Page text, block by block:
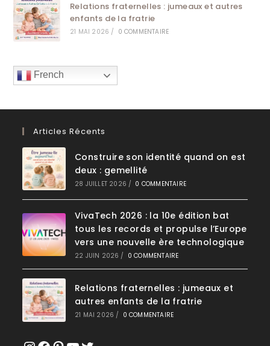
Relations fraternelles : jumeaux et autres
enfants de la fratrie
21 MAI 2026 / 0 COMMENTAIRE
French
Articles Récents
Construire son identité quand on est
deux : gemellité
28 JUILLET 2026 / 0 COMMENTAIRE
VivaTech 2026 : la 10e édition bat
tous les records et propulse l’Europe
vers une nouvelle ère technologique
22 JUIN 2026 / 0 COMMENTAIRE
Relations fraternelles : jumeaux et
autres enfants de la fratrie
21 MAI 2026 / 0 COMMENTAIRE